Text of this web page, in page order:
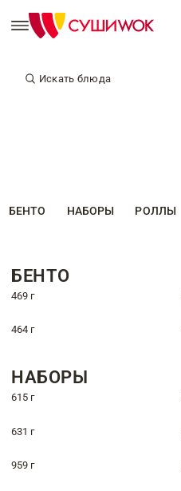
Искать блюда
БЕНТО НАБОРЫ РОЛЛЫ
БЕНТО
469 г
464 г
НАБОРЫ
615 г
631 г
959 г